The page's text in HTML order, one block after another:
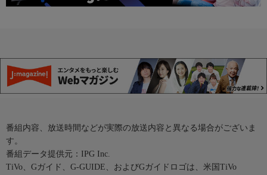
番組内容、放送時間などが実際の放送内容と異なる場合がございま
す。
番組データ提供元：IPG Inc.
TiVo、Gガイド、G-GUIDE、およびGガイドロゴは、米国TiVo